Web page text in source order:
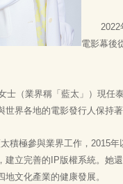
2022年
電影幕後
士（業界稱「藍太」）現任
世界各地的電影發行人保持
積極參與業界工作，2015
建立完善的IP版權系統。她
地文化產業的健康發展。